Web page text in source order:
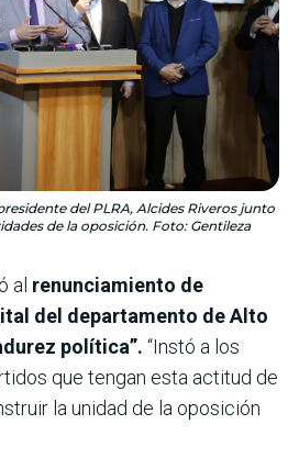
del PLRA, Alcides Riveros junto
de la oposición. Foto: Gentileza
al renunciamiento de
del departamento de Alto
política”. “Instó a los
que tengan esta actitud de
la unidad de la oposición